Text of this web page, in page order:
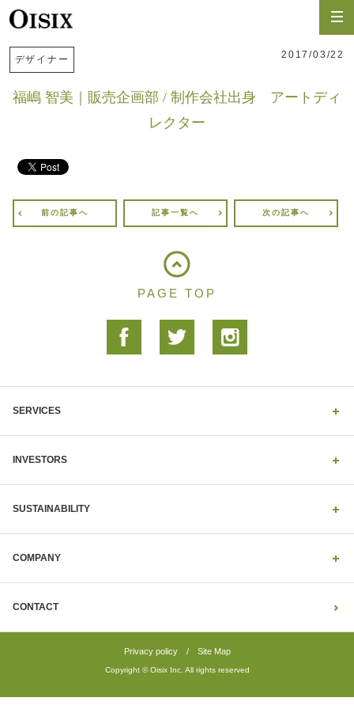
デザイナー 2017/03/22
福嶋 智美｜販売企画部 / 制作会社出身 アートディ
レクター
前の記事へ 記事一覧へ 次の記事へ
PAGE TOP
SERVICES
INVESTORS
SUSTAINABILITY
COMPANY
CONTACT
Privacy policy/ Site Map
Copyright © Oisix Inc. All rights reserved